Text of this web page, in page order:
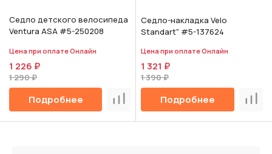
Седло детского велосипеда
Ventura ASA #5-250208
Цена при оплате Онлайн
1 226 ₽
1 290 ₽
Подробнее Сравнить
Седло-накладка Velo
Standart" #5-137624
Цена при оплате Онлайн
1 321 ₽
1 390 ₽
Подробнее